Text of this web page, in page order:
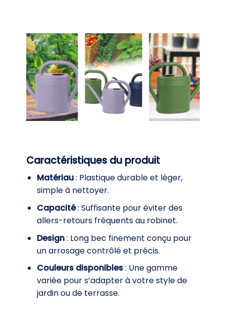
Caractéristiques du produit
Matériau: Plastique durable et léger,
simple à nettoyer.
Capacité: Suffisante pour éviter des
allers-retours fréquents au robinet.
Design: Long bec finement conçu pour
un arrosage contrôlé et précis.
Couleurs disponibles: Une gamme
variée pour s’adapter à votre style de
jardin ou de terrasse.